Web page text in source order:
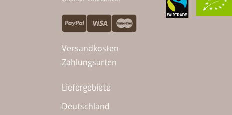
Versandkosten
Zahlungsarten
Liefergebiete
Deutschland